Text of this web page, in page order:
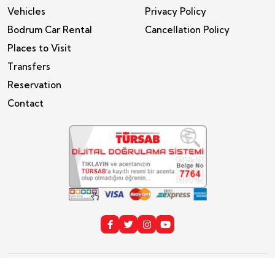
Vehicles
Bodrum Car Rental
Places to Visit
Transfers
Reservation
Contact
Privacy Policy
Cancellation Policy